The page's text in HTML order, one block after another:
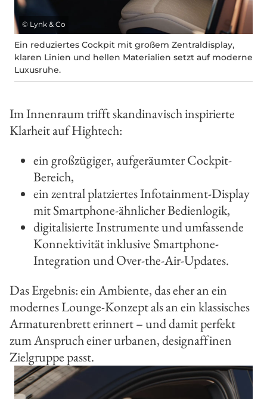
© Lynk & Co
Ein reduziertes Cockpit mit großem Zentraldisplay,
klaren Linien und hellen Materialien setzt auf moderne
Luxusruhe.
Im Innenraum trifft skandinavisch inspirierte
Klarheit auf Hightech:
ein großzügiger, aufgeräumter Cockpit-
Bereich,
ein zentral platziertes Infotainment-Display
mit Smartphone-ähnlicher Bedienlogik,
digitalisierte Instrumente und umfassende
Konnektivität inklusive Smartphone-
Integration und Over-the-Air-Updates.
Das Ergebnis: ein Ambiente, das eher an ein
modernes Lounge-Konzept als an ein klassisches
Armaturenbrett erinnert – und damit perfekt
zum Anspruch einer urbanen, designaffinen
Zielgruppe passt.